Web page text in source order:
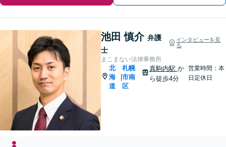
池田 慎介 弁護
士
インタビューを見
る
まこまない法律事務所
北
海
道
札幌
市南
区
真駒内駅 か
ら徒歩4分
営業時間：本
日定休日